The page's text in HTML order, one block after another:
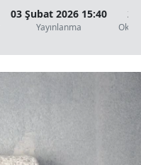
03 Şubat 2026 15:40
Yayınlanma
2